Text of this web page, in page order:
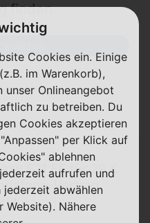
finden.
S21 FE für 29 €
Vertrag
Cookies ein. Einige
im Warenkorb),
unser Onlineangebot
zu betreiben. Du
Cookies akzeptieren
per Klick auf
ablehnen
aufrufen und
abwählen
Website). Nähere